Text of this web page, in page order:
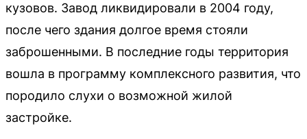
кузовов. Завод ликвидировали в 2004 году,
после чего здания долгое время стояли
заброшенными. В последние годы территория
вошла в программу комплексного развития, что
породило слухи о возможной жилой
застройке.